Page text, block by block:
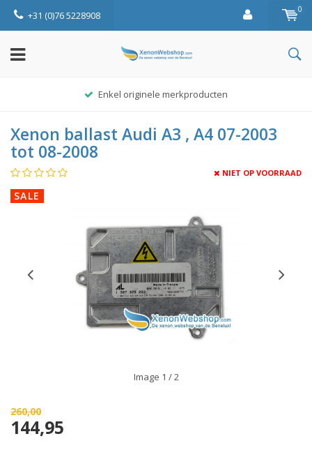
+31 (0)76 5228908 0
Enkel originele merkproducten
Xenon ballast Audi A3 , A4 07-2003
tot 08-2008
NIET OP VOORRAAD
SALE
Image 1 / 2
260,00
144,95